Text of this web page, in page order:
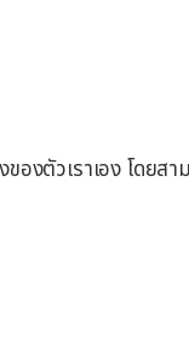
งตัวเราเอง โดยสา